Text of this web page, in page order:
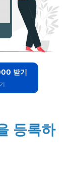
받기
등록하